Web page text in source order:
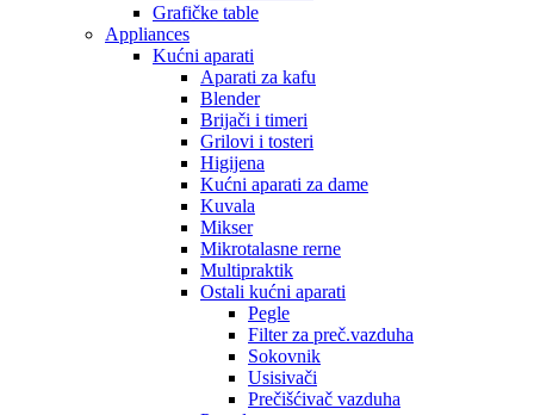
Grafičke table
Appliances
Kućni aparati
Aparati za kafu
Blender
Brijači i timeri
Grilovi i tosteri
Higijena
Kućni aparati za dame
Kuvala
Mikser
Mikrotalasne rerne
Multipraktik
Ostali kućni aparati
Pegle
Filter za preč.vazduha
Sokovnik
Usisivači
Prečišćivač vazduha